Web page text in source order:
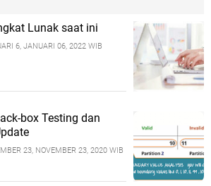
Lunak saat ini
6, JANUARI 06, 2022 WIB
box Testing dan
23, NOVEMBER 23, 2020 WIB